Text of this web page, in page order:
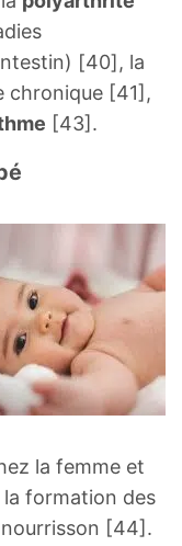
[40], la
chronique [41],
[43].
la femme et
la formation des
nourrisson [44].